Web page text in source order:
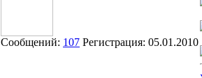
Сообщений: 107 Регистрация: 05.01.2010